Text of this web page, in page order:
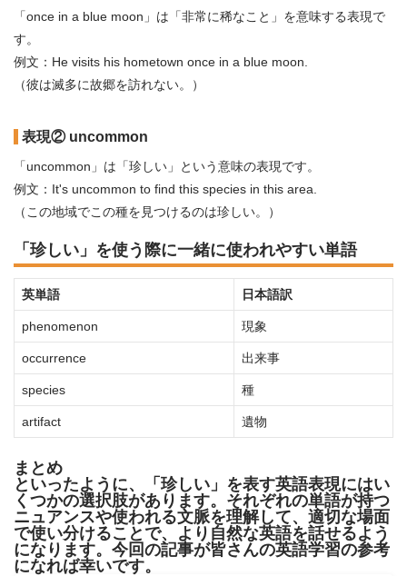
「once in a blue moon」は「非常に稀なこと」を意味する表現で
す。
例文：He visits his hometown once in a blue moon.
（彼は滅多に故郷を訪れない。）
表現② uncommon
「uncommon」は「珍しい」という意味の表現です。
例文：It's uncommon to find this species in this area.
（この地域でこの種を見つけるのは珍しい。）
「珍しい」を使う際に一緒に使われやすい単語
英単語 日本語訳
phenomenon 現象
occurrence 出来事
species 種
artifact 遺物
まとめ
といったように、「珍しい」を表す英語表現にはい
くつかの選択肢があります。それぞれの単語が持つ
ニュアンスや使われる文脈を理解して、適切な場面
で使い分けることで、より自然な英語を話せるよう
になります。今回の記事が皆さんの英語学習の参考
になれば幸いです。